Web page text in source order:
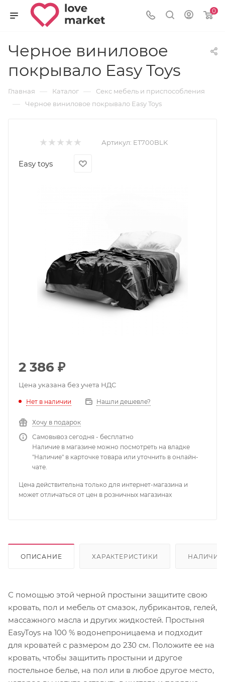
0
Черное виниловое
покрывало Easy Toys
Главная — Каталог — Секс мебель и приспособления
— Черное виниловое покрывало Easy Toys
Артикул: ET700BLK
Easy toys
2 386 ₽
Цена указана без учета НДС
Нет в наличии Нашли дешевле?
Хочу в подарок
Самовывоз сегодня - бесплатно
Наличие в магазине можно посмотреть на владке
"Наличие" в карточке товара или уточнить в онлайн-
чате.
Цена действительна только для интернет-магазина и
может отличаться от цен в розничных магазинах
ОПИСАНИЕ ХАРАКТЕРИСТИКИ НАЛИЧИЕ
С помощью этой черной простыни защитите свою
кровать, пол и мебель от смазок, лубрикантов, гелей,
массажного масла и других жидкостей. Простыня
EasyToys на 100 % водонепроницаема и подходит
для кроватей с размером до 230 см. Положите ее на
кровать, чтобы защитить простыни и другое
постельное белье, на пол или в любое другое место,